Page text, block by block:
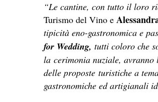
“Le cantine, con tutto il loro
Turismo del Vino e
tipicità eno-gastronomica e
for Wedding, tutti coloro che
la cerimonia nuziale, avranno
delle proposte turistiche a
gastronomiche ed artigianali